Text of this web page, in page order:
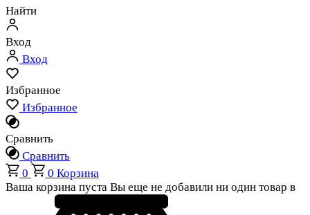
Найти
Вход
Вход
Избранное
Избранное
Сравнить
Сравнить
0
0 Корзина
Ваша корзина пуста Вы еще не добавили ни один товар в